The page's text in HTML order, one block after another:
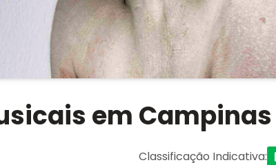
em Campinas
Classificação Indicativa: